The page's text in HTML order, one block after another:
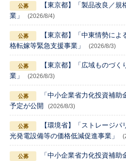
【東京都】「製品改良／
業」
(2026/8/4)
【東京都】「中東情勢に
格転嫁等緊急支援事業」
(2026/8/3)
【東京都】「広域ものづ
業」
(2026/8/3)
「中小企業省力化投資補
予定が公開
(2026/8/3)
【環境省】「ストレージ
光発電設備等の価格低減促進事業」
「中小企業省力化投資補